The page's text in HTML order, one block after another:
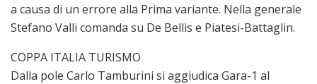
a causa di un errore alla Prima variante. Nella generale
Stefano Valli comanda su De Bellis e Piatesi-Battaglin.
COPPA ITALIA TURISMO
Dalla pole Carlo Tamburini si aggiudica Gara-1 al